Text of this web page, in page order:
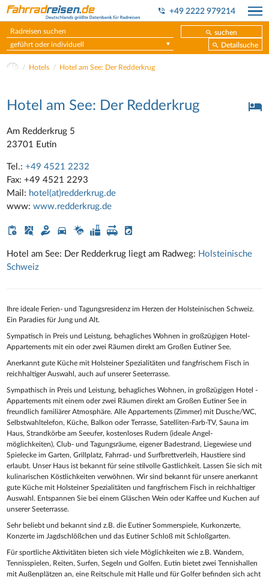
+49 2222 979214
suchen
geführt oder individuell
Detailsuche
Hotels Hotel am See: Der Redderkrug
Hotel am See: Der Redderkrug
Am Redderkrug 5
23701 Eutin
Tel.:+49 4521 2232
Fax: +49 4521 2293
Mail: hotel(at)redderkrug.de
www:www.redderkrug.de
Hotel am See: Der Redderkrug liegt am Radweg: Holsteinische
Schweiz
Ihre ideale Ferien- und Tagungsresidenz im Herzen der Holsteinischen Schweiz.
Ein Paradies für Jung und Alt.
Sympatisch in Preis und Leistung, behagliches Wohnen in großzügigen Hotel-
Appartements mit ein oder zwei Räumen direkt am Großen Eutiner See.
Anerkannt gute Küche mit Holsteiner Spezialitäten und fangfrischem Fisch in
reichhaltiger Auswahl, auch auf unserer Seeterrasse.
Sympathisch in Preis und Leistung, behagliches Wohnen, in großzügigen Hotel -
Appartements mit einem oder zwei Räumen direkt am Großen Eutiner See in
freundlich familiärer Atmosphäre. Alle Appartements (Zimmer) mit Dusche/WC,
Selbstwahltelefon, Küche, Balkon oder Terrasse, Satelliten-Farb-TV, Sauna im
Haus, Strandkörbe am Seeufer, kostenloses Rudern (ideale Angel-
möglichkeiten), Club- und Tagungsräume, eigener Badestrand, Liegewiese und
Spielecke im Garten, Grillplatz, Fahrrad- und Surfbrettverleih, Haustiere sind
erlaubt. Unser Haus ist bekannt für seine stilvolle Gastlichkeit. Lassen Sie sich mit
kulinarischen Köstlichkeiten verwöhnen. Wir sind bekannt für unsere anerkannt
gute Küche mit Holsteiner Spezialitäten und fangfrischem Fisch in reichhaltiger
Auswahl. Entspannen Sie bei einem Gläschen Wein oder Kaffee und Kuchen auf
unserer Seeterrasse.
Sehr beliebt und bekannt sind z.B. die Eutiner Sommerspiele, Kurkonzerte,
Konzerte im Jagdschlößchen und das Eutiner Schloß mit Schloßgarten.
Für sportliche Aktivitäten bieten sich viele Möglichkeiten wie z.B. Wandern,
Tennisspielen, Reiten, Surfen, Segeln und Golfen. Eutin bietet zwei Tennishallen
mit Außenplätzen an, eine Reitschule mit Halle und für Golfer befinden sich acht